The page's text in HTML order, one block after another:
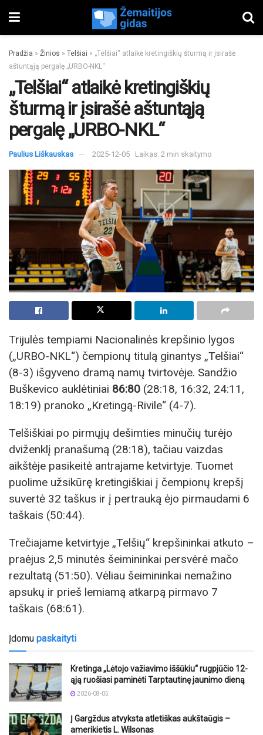
Pradžia » Žinios » Telšiai » „Telšiai“ atlaikė kretingiškių šturmą ir įsirašė
aštuntąją pergalę „URBO-NKL“
„Telšiai“ atlaikė kretingiškių
šturmą ir įsirašė aštuntąją
pergalę „URBO-NKL“
Paulius Liškauskas 2025-12-05 Laikas: 2 min skaitymo
Trijulės tempiami Nacionalinės krepšinio lygos
(„URBO-NKL“) čempionų titulą ginantys „Telšiai“
(8-3) išgyveno dramą namų tvirtovėje. Sandžio
Buškevico auklėtiniai 86:80 (28:18, 16:32, 24:11,
18:19) pranoko „Kretingą-Rivile“ (4-7).
Telšiškiai po pirmųjų dešimties minučių turėjo
dviženklį pranašumą (28:18), tačiau vaizdas
aikštėje pasikeitė antrajame ketvirtyje. Tuomet
puolime užsikūrę kretingiškiai į čempionų krepšį
suvertė 32 taškus ir į pertrauką ėjo pirmaudami 6
taškais (50:44).
Trečiajame ketvirtyje „Telšių“ krepšininkai atkuto –
praėjus 2,5 minutės šeimininkai persvėrė mačo
rezultatą (51:50). Vėliau šeimininkai nemažino
apsukų ir prieš lemiamą atkarpą pirmavo 7
taškais (68:61).
Įdomu paskaityti
Kretinga „Lėtojo važiavimo iššūkiu“ rugpjūčio 12-
ąją ruošiasi paminėti Tarptautinę jaunimo dieną
2026-08-05
Į Gargždus atvyksta atletiškas aukštaūgis –
amerikietis L. Wilsonas